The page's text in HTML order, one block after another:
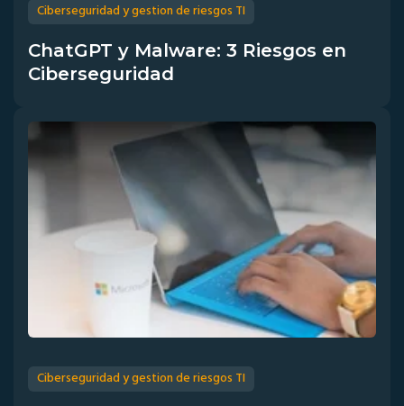
Ciberseguridad y gestion de riesgos TI
ChatGPT y Malware: 3 Riesgos en
Ciberseguridad
Ciberseguridad y gestion de riesgos TI